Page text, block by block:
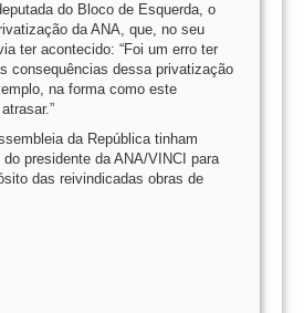
do Bloco de Esquerda, o
da ANA, que, no seu
ter acontecido: “Foi um erro ter
consequências dessa privatização
na forma como este
da República tinham
presidente da ANA/VINCI para
das reivindicadas obras de